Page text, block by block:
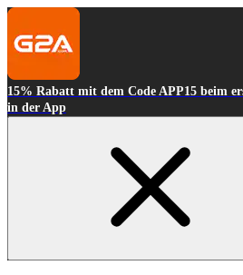
15% Rabatt mit dem Code APP15 beim
in der App